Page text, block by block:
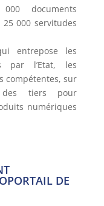
documents
000 servitudes
entrepose les
par l’Etat, les
compétentes, sur
des tiers pour
numériques
DE